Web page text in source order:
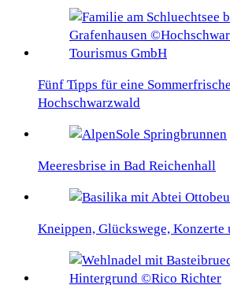
Fünf Tipps für eine
Hochschwarzwald
Meeresbrise in Bad Reichenhall
Kneippen, Glückswege, Konzerte